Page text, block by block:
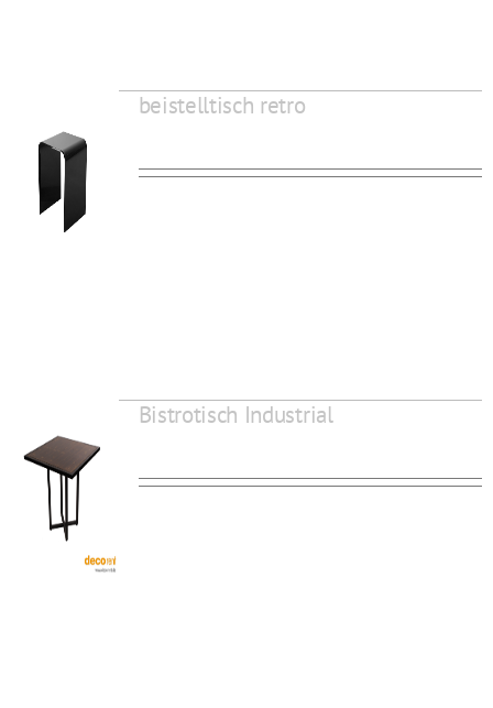
beistelltisch retro
Bistrotisch Industrial